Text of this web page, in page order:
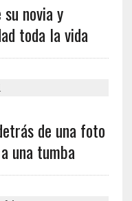
novia y
toda la vida
de una foto
una tumba